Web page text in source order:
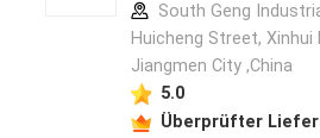
South Geng
Huicheng Street, Xinhui
Jiangmen City ,China
5.0
Überprüfter